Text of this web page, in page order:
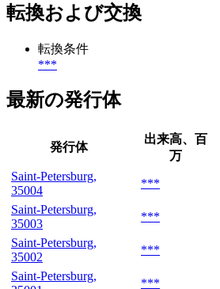
転換および交換
転換条件
***
最新の発行体
発行体
出来高、百
万
Saint-Petersburg,
35004
***
Saint-Petersburg,
35003
***
Saint-Petersburg,
35002
***
Saint-Petersburg,
***